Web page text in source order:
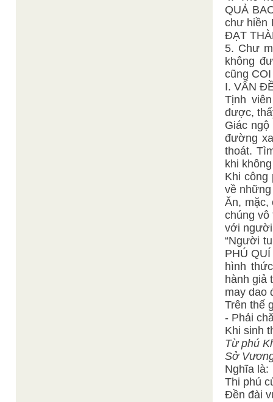
QUẢ
chư hiền
ĐẠT
5. Chư
không
cũng
I. VẤN
Tịnh
được,
Giác
đường
thoát.
khi
Khi công
về
Ăn,
chúng
với người
“Người
PHÚ
hình
hành giả
may dao
Trên thế
- Phải
Khi sinh
Từ phú
Sở
Nghĩa là:
Thi phú
Đền đài